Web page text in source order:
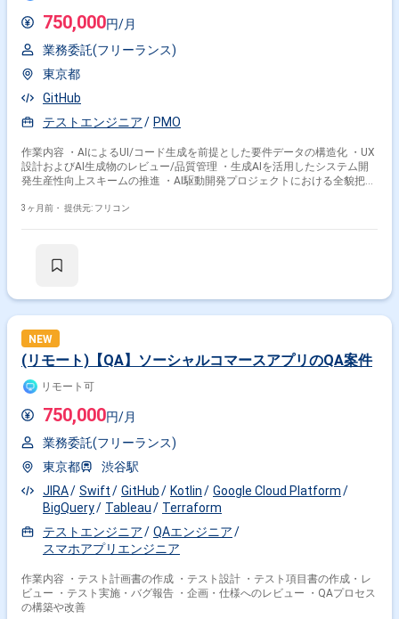
750,000円/月
業務委託(フリーランス)
東京都
GitHub
テストエンジニア
PMO
作業内容 ・AIによるUI/コード生成を前提とした要件データの構造化 ・UX
設計およびAI生成物のレビュー/品質管理 ・生成AIを活用したシステム開
発生産性向上スキームの推進 ・AI駆動開発プロジェクトにおける全貌把握
3ヶ月前・ 提供元: フリコン
NEW
(リモート)【QA】ソーシャルコマースアプリのQA案件
リモート可
750,000円/月
業務委託(フリーランス)
東京都
渋谷駅
JIRA
Swift GitHub Kotlin
Google Cloud Platform
BigQuery
Tableau
Terraform
テストエンジニア
QAエンジニア
スマホアプリエンジニア
作業内容 ・テスト計画書の作成 ・テスト設計 ・テスト項目書の作成・レ
ビュー ・テスト実施・バグ報告 ・企画・仕様へのレビュー ・QAプロセス
の構築や改善